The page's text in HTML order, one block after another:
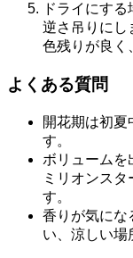
ドライにす
逆さ吊りにし
色残りが良く
よくある質問
開花期は初夏
す。
ボリュームを
ミリオンス
す。
香りが気にな
い、涼しい場